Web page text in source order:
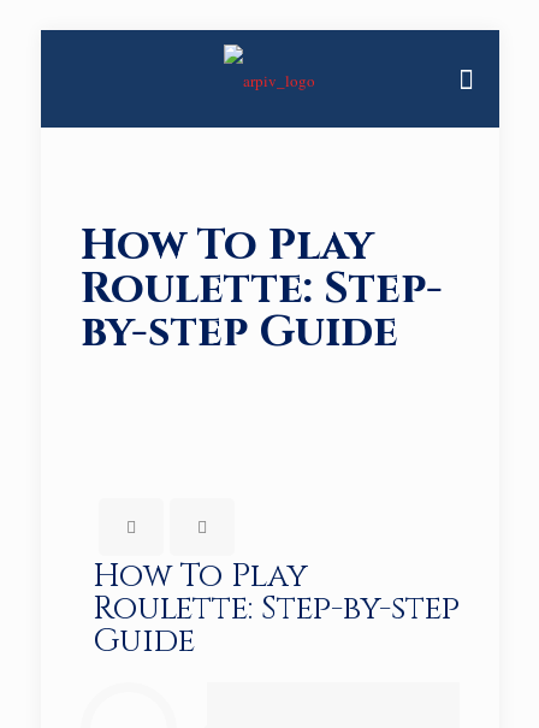
How To Play
Roulette: Step-
by-step Guide
How To Play
Roulette: Step-by-step
Guide